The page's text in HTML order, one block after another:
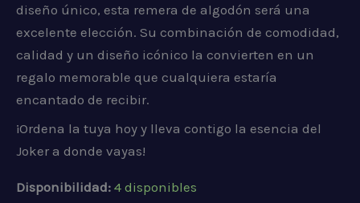
diseño único, esta remera de algodón será una
excelente elección. Su combinación de comodidad,
calidad y un diseño icónico la convierten en un
regalo memorable que cualquiera estaría
encantado de recibir.
¡Ordena la tuya hoy y lleva contigo la esencia del
Joker a donde vayas!
Disponibilidad: 4 disponibles